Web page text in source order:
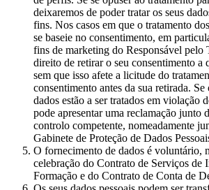
deixaremos de poder tratar os seus
fins. Nos casos em que o tratamento
se baseie no consentimento, em
fins de marketing do Responsável pelo
direito de retirar o seu consentimento a
sem que isso afete a licitude do
consentimento antes da sua retirada. Se
dados estão a ser tratados em violação
pode apresentar uma reclamação junto
controlo competente, nomeadamente
Gabinete de Proteção de Dados
O fornecimento de dados é voluntário,
celebração do Contrato de Serviços de
Formação e do Contrato de Conta de